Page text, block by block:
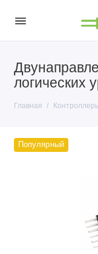
логических
Главная
ESP
STM
Популярный